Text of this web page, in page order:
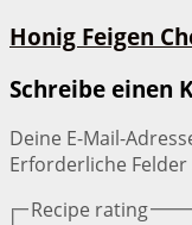
Honig Feigen
Schreibe einen
Deine E-Mail-
Erforderliche
Recipe rating